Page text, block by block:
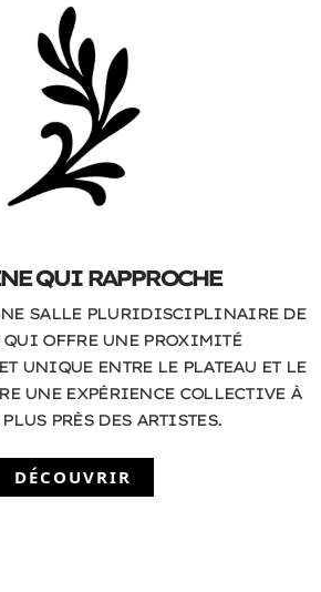
QUI RAPPROCHE
SALLE PLURIDISCIPLINAIRE DE
QUI OFFRE UNE PROXIMITÉ
UNIQUE ENTRE LE PLATEAU ET LE
UNE EXPÉRIENCE COLLECTIVE À
PLUS PRÈS DES ARTISTES.
DÉCOUVRIR